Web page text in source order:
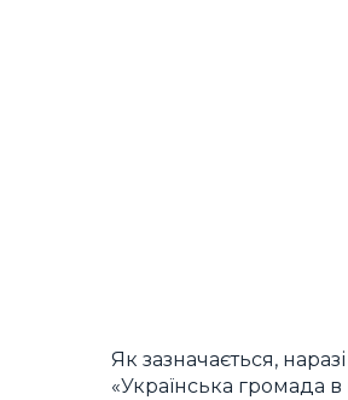
Як зазначається,
«Українська громада